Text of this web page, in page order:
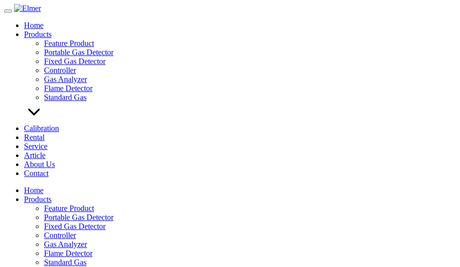
Skip
contentHome
Products
Feature Product
Portable Gas Detector
Fixed Gas Detector
Controller
Gas Analyzer
Flame Detector
Standard Gas
Calibration
Rental
Service
Article
About Us
Contact
Home
Products
Feature Product
Portable Gas Detector
Fixed Gas Detector
Controller
Gas Analyzer
Flame Detector
Standard Gas